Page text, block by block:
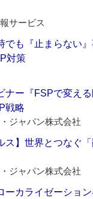
サービス
でも『止まらない
対策
ナー『FSPで変え
戦略
ジャパン株式会社
ス】世界とつなぐ
ジャパン株式会社
ーカライゼーショ